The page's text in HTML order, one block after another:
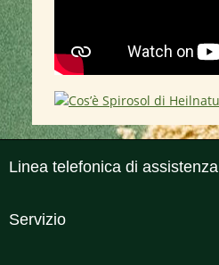
Linea telefonica di assistenza
Servizio